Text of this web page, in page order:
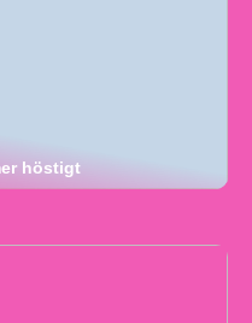
höstigt